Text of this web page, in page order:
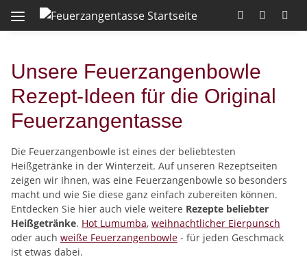
Unsere Feuerzangenbowle
Rezept-Ideen für die Original
Feuerzangentasse
Die Feuerzangenbowle ist eines der beliebtesten
Heißgetränke in der Winterzeit. Auf unseren Rezeptseiten
zeigen wir Ihnen, was eine Feuerzangenbowle so besonders
macht und wie Sie diese ganz einfach zubereiten können.
Entdecken Sie hier auch viele weitere Rezepte beliebter
Heißgetränke. Hot Lumumba, weihnachtlicher Eierpunsch
oder auch weiße Feuerzangenbowle - für jeden Geschmack
ist etwas dabei.